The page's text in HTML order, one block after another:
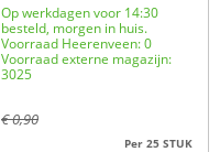
Op werkdagen voor 14:30
besteld, morgen in huis.
Voorraad Heerenveen: 0
Voorraad externe magazijn:
3025
€0,90
Per 25 STUK